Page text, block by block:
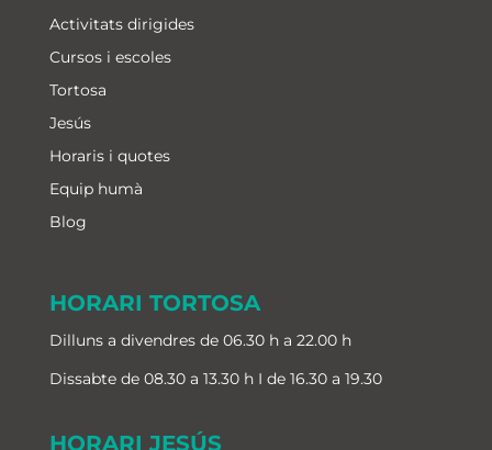
Activitats dirigides
Cursos i escoles
Tortosa
Jesús
Horaris i quotes
Equip humà
Blog
HORARI TORTOSA
Dilluns a divendres de 06.30 h a 22.00 h
Dissabte de 08.30 a 13.30 h I de 16.30 a 19.30
HORARI JESÚS